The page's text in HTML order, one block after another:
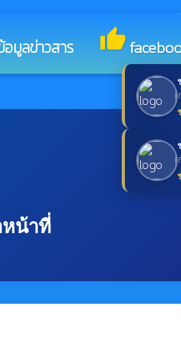
อมูลข่าวสาร thumb_up
search
หน้าที่